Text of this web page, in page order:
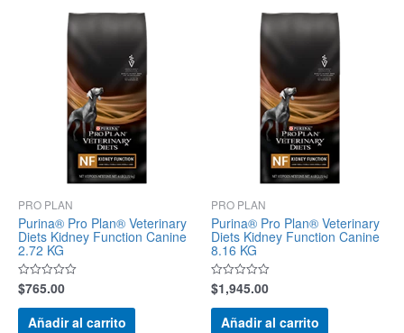
PRO PLAN
Purina® Pro Plan® Veterinary
Diets Kidney Function Canine
2.72 KG
Valorado
con
0
$765.00
Añadir al carrito
PRO PLAN
Purina® Pro Plan® Veterinary
Diets Kidney Function Canine
8.16 KG
Valorado
con
0
$1,945.00
Añadir al carrito